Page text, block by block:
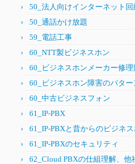
50_法人向けインターネット回
50_通話かけ放題
59_電話工事
60_NTT製ビジネスホン
60_ビジネスホンメーカー修
60_ビジネスホン障害のパター
60_中古ビジネスフォン
61_IP-PBX
61_IP-PBXと昔からのビジネ
61_IP-PBXのセキュリティ
62_Cloud PBXの仕組理解、他